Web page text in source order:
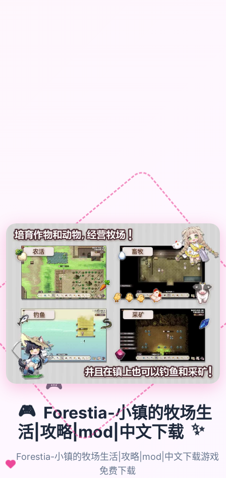
🎮
🎮 Forestia-小镇的牧场生
活|攻略|mod|中文下载 ✨
Forestia-小镇的牧场生活|攻略|mod|中文下载游戏
免费下载